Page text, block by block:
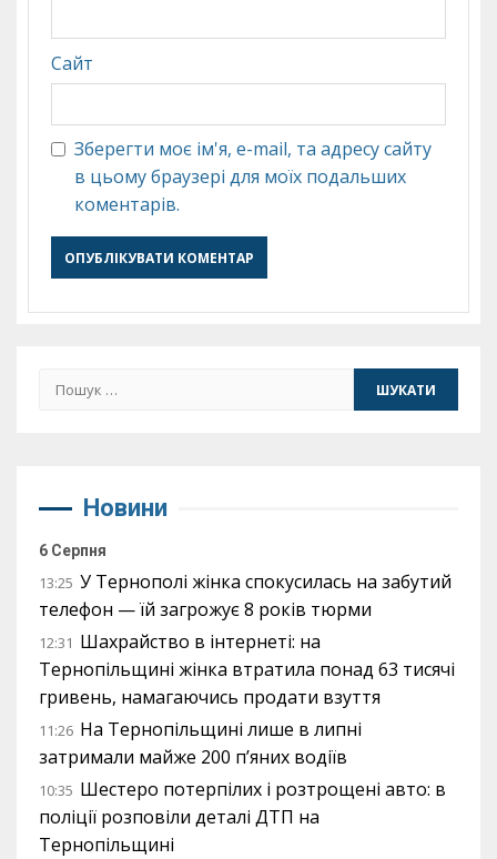
Сайт
Зберегти моє ім'я, e-mail, та адресу сайту
в цьому браузері для моїх подальших
коментарів.
Пошук:
Новини
6 Серпня
13:25 У Тернополі жінка спокусилась на забутий
телефон — їй загрожує 8 років тюрми
12:31 Шахрайство в інтернеті: на
Тернопільщині жінка втратила понад 63 тисячі
гривень, намагаючись продати взуття
11:26 На Тернопільщині лише в липні
затримали майже 200 п’яних водіїв
10:35 Шестеро потерпілих і розтрощені авто: в
поліції розповіли деталі ДТП на
Тернопільщині